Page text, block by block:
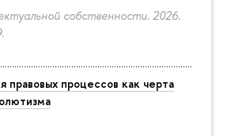
собственности. 2026.
правовых процессов как черта